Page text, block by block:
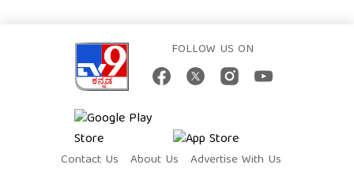
FOLLOW US ON
Contact Us About Us Advertise With Us